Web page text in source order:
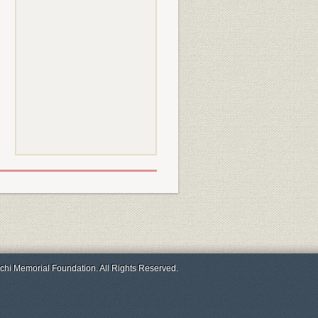
Memorial Foundation. All Rights Reserved.